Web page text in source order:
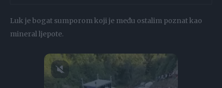
Luk je bogat sumporom koji je među ostalim poznat kao
mineral ljepote.